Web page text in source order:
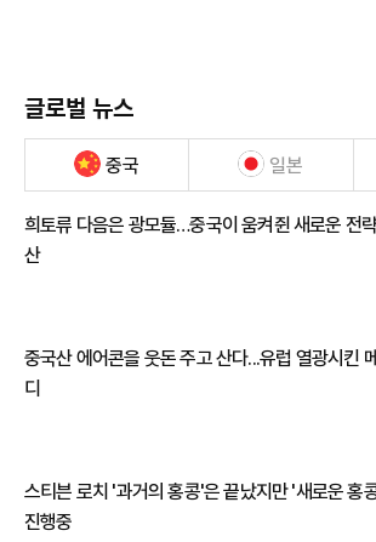
글로벌 뉴스
중국 일본
희토류 다음은 광모듈…중국이 움켜쥔 새로운 전
산
중국산 에어콘을 웃돈 주고 산다...유럽 열광시킨
디
스티븐 로치 '과거의 홍콩'은 끝났지만 '새로운 홍
진행중